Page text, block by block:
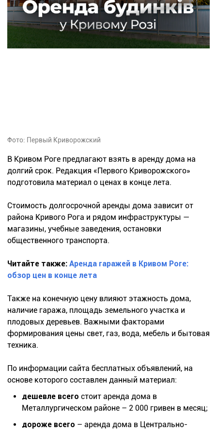
Фото: Первый Криворожский
В Кривом Роге предлагают взять в аренду дома на
долгий срок. Редакция «Первого Криворожского»
подготовила материал о ценах в конце лета.
Стоимость долгосрочной аренды дома зависит от
района Кривого Рога и рядом инфраструктуры —
магазины, учебные заведения, остановки
общественного транспорта.
Читайте также: Аренда гаражей в Кривом Роге:
обзор цен в конце лета
Также на конечную цену влияют этажность дома,
наличие гаража, площадь земельного участка и
плодовых деревьев. Важными факторами
формирования цены свет, газ, вода, мебель и бытовая
техника.
По информации сайта бесплатных объявлений, на
основе которого составлен данный материал:
дешевле всего стоит аренда дома в
Металлургическом районе – 2 000 гривен в месяц;
дороже всего – аренда дома в Центрально-